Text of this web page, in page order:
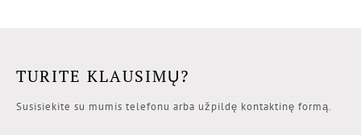
TURITE KLAUSIMŲ?
Susisiekite su mumis telefonu arba užpildę kontaktinę formą.